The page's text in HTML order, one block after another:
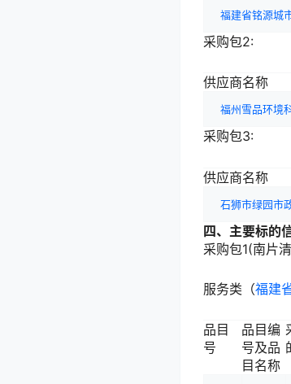
福建省铭源城
采购包2:
供应商名称
福州雪品环境
采购包3:
供应商名称
石狮市绿园市
四、主要标的
采购包1(南片
服务类（福建
品目
号
品目编
号及品
目名称